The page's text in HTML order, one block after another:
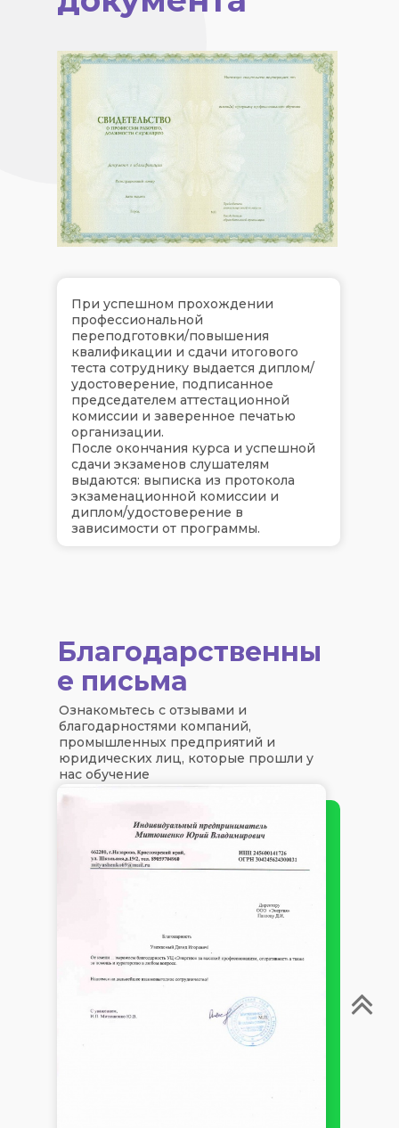
При успешном прохождении
профессиональной
переподготовки/повышения
квалификации и сдачи итогового
теста сотруднику выдается диплом/
удостоверение, подписанное
председателем аттестационной
комиссии и заверенное печатью
организации.
После окончания курса и успешной
сдачи экзаменов слушателям
выдаются: выписка из протокола
экзаменационной комиссии и
диплом/удостоверение в
зависимости от программы.
Благодарственны
е письма
Ознакомьтесь с отзывами и
благодарностями компаний,
промышленных предприятий и
юридических лиц, которые прошли у
нас обучение